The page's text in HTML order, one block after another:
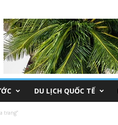
DU LỊCH QUỐC TẾ
trang”